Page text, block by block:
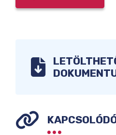
MA-HF
fényjelző műszaki